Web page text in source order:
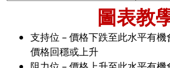
圖表教
支持位 – 價格下跌至此水平有
價格回穩或上升